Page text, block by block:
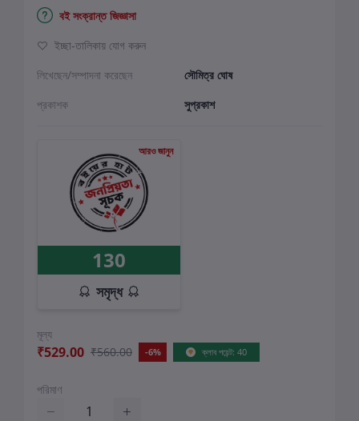
বই সংক্রান্ত জিজ্ঞাসা
ইচ্ছা-তালিকায় যোগ করুন
লিখেছেন/সম্পাদনা করেছেন
সৌমিত্র ঘোষ
প্রকাশক
সুপ্রকাশ
আরও জানুন
130
সমৃদ্ধ
মূল্য
₹529.00 ₹560.00 -6% ক্লাব পয়েন্ট: 40
পরিমাণ